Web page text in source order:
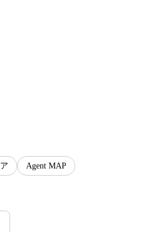
Agent MAP